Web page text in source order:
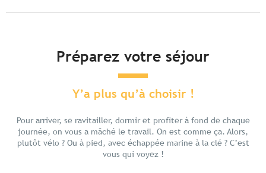
Préparez votre séjour
Y’a plus qu’à choisir !
Pour arriver, se ravitailler, dormir et profiter à fond de chaque
journée, on vous a mâché le travail. On est comme ça. Alors,
plutôt vélo ? Ou à pied, avec échappée marine à la clé ? C’est
vous qui voyez !